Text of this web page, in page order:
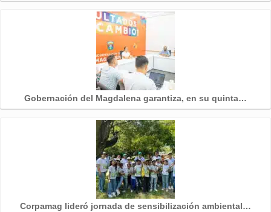
Gobernación del Magdalena garantiza, en su quinta…
Corpamag lideró jornada de sensibilización ambiental…